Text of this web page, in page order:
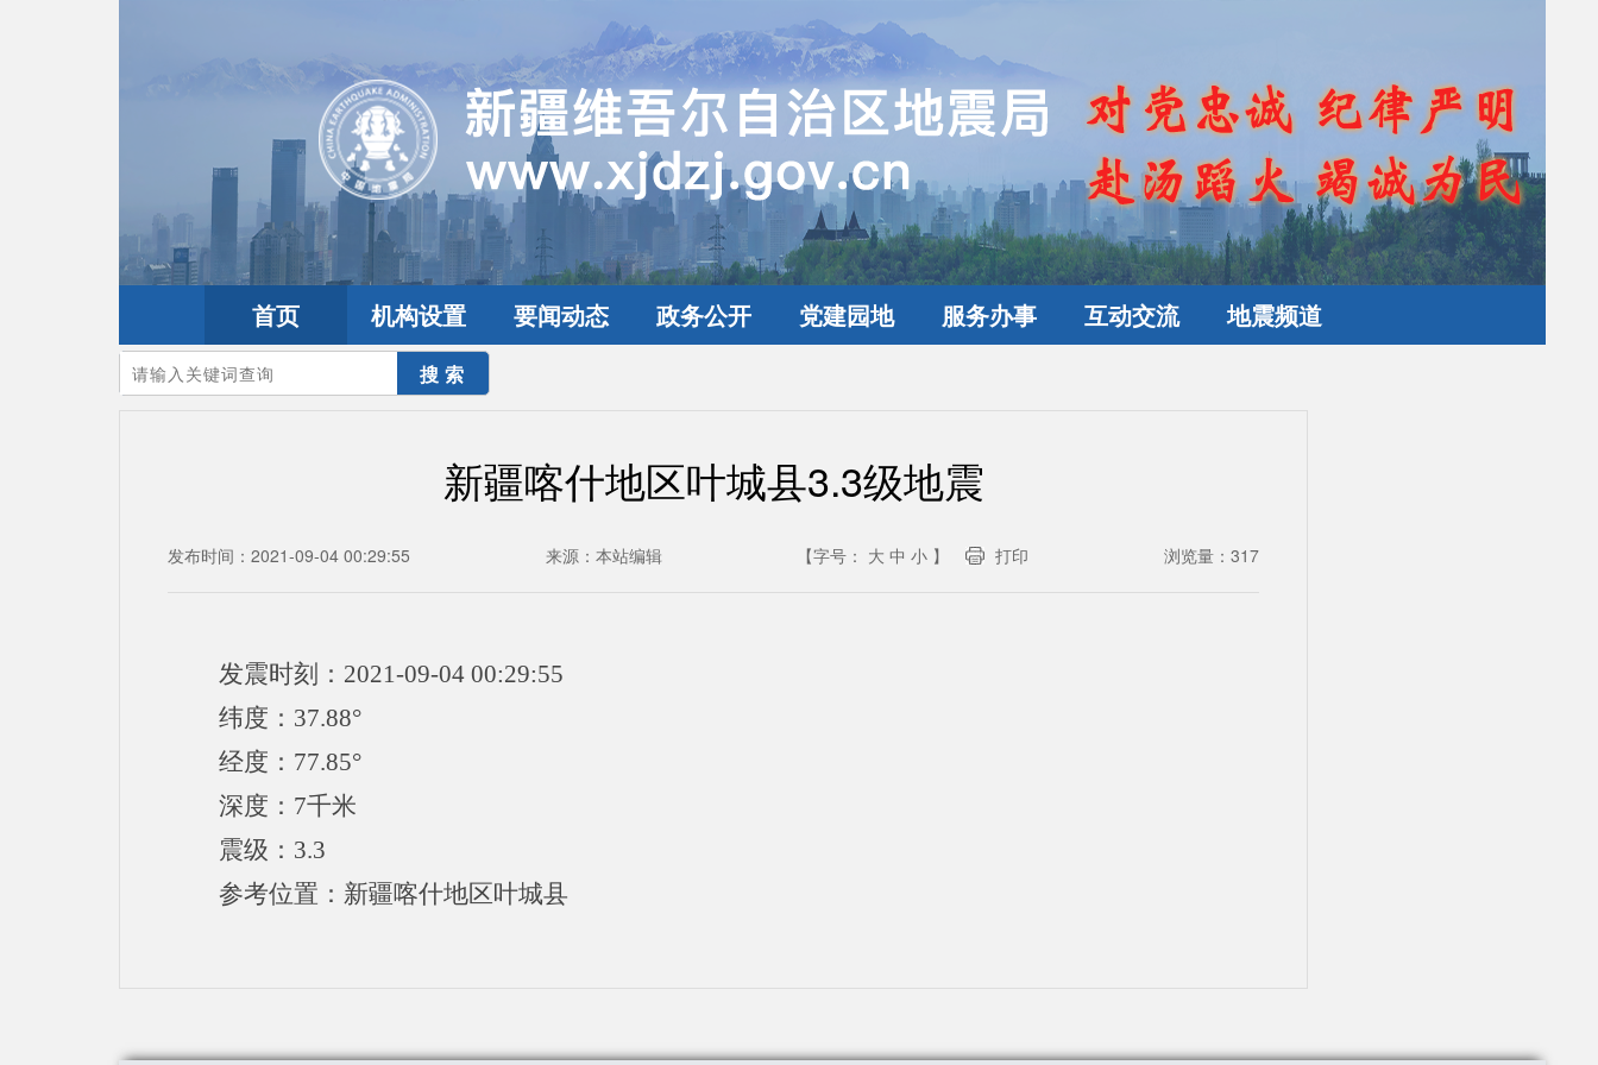
首页 机构设置 要闻动态 政务公开 党建园地 服务办事 互动交流 地震频道
您的当前位置：首页>地震频道 新疆震讯
新疆喀什地区叶城县3.3级地震
发布时间：2021-09-04 00:29:55 来源： 本站编辑 【字号： 大 中 小 】 打印 浏览量： 317
发震时刻：2021-09-04 00:29:55
纬度：37.88°
经度：77.85°
深度：7千米
震级：3.3
参考位置：新疆喀什地区叶城县